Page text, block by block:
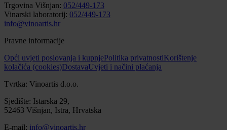
Trgovina Višnjan: 052/449-173
Vinarski laboratorij: 052/449-173
info@vinoartis.hr
Pravne informacije
Opći uvjeti poslovanja i kupnjePolitika privatnostiKorištenje
kolačića (cookies)DostavaUvjeti i načini plaćanja
Tvrtka: Vinoartis d.o.o.
Sjedište: Istarska 29,
52463 Višnjan, Istra, Hrvatska
E-mail: info@vinoartis.hr